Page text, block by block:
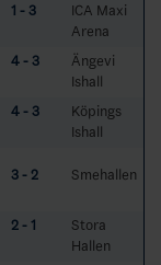
1 - 3
ICA Maxi
Arena
4 - 3
Ängevi
Ishall
4 - 3
Köpings
Ishall
3 - 2 Smehallen
2 - 1
Stora
Hallen